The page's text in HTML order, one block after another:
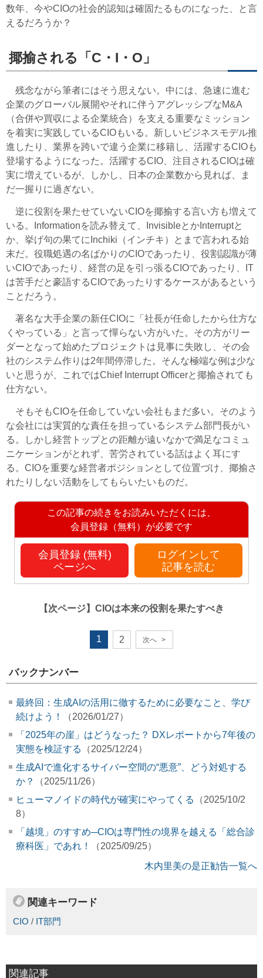
数年、今やCIOの社会的認知は確固たるものになった、と言
えるだろうか？
揶揄される「C・I・O」
残念ながら筆者にはそう思えない。中には、急速に進む
企業のグローバル展開やそれに伴うアグレッシブなM&A
（合併や買収による企業統合）を支える重要なミッション
を着実に実践しているCIOもいる。新しいビジネスモデル推
進したり、業界を跨いで違う企業に移籍し、活躍するCIOも
登場するようになった。活躍するCIO、注目されるCIOは確
実に増えているが、しかし、日本の企業数から見れば、ま
だ一握りに過ぎない。
逆に役割を果たせていないCIOを揶揄する言い方も増えて
いる。Informationを読み替えて、InvisibleとかInterruptと
か、挙げ句の果てにInchiki（インチキ）とまで言われる始
末だ。役職処遇の名ばかりのCIOであったり、役割認識が薄
いCIOであったり、経営の足を引っ張るCIOであったり、IT
は苦手だと豪語するCIOであったりするケースがあるという
ことだろう。
著名な大手企業の新任CIOに「社長が任命したから仕方な
くやっている」と言って憚らない方がいた。その方がリー
ダーとなって始めたプロジェクトは見事に失敗し、その会
社のシステム作りは2年間停滞した。そんな極端な例は少な
いと思うが、これではChief Interrupt Officerと揶揄されても
仕方ない。
そもそもCIOを任命していない会社もまだ多い。そのよう
な会社には実質的な責任を担っているシステム部門長がい
る。しかし経営トップとの距離が遠いなかで満足なコミュ
ニケーションがとれず、苦労されている話はよく耳にす
る。CIOを重要な経営者ポジションとして位置づけ、揶揄さ
れたりしない活動をしてもらいたいものだ。
この記事の続きをお読みいただくには、
会員登録（無料）が必要です
会員登録 (無料)
ページへ
ログインして
記事を読む
【次ページ】 CIOは本来の役割を果たすべき
1 2 次へ >
バックナンバー
最終回：生成AIの活用に徹するために必要なこと、学び
続けよう！
（2026/01/27）
「2025年の崖」はどうなった？ DXレポートから7年後の
実態を検証する
（2025/12/24）
生成AIで進化するサイバー空間の“悪意”、どう対処する
か？
（2025/11/26）
ヒューマノイドの時代が確実にやってくる
（2025/10/2
8）
「越境」のすすめ─CIOは専門性の境界を越える「総合診
療科医」であれ！
（2025/09/25）
木内里美の是正勧告一覧へ
関連キーワード
CIO / IT部門
関連記事